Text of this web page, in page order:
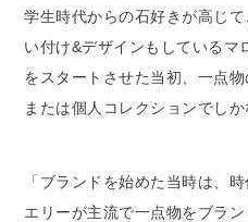
学生時代からの石好きが高じ
い付け&デザインもしているマ
をスタートさせた当初、一点
または個人コレクションでし
「ブランドを始めた当時は、
エリーが主流で一点物をブラ